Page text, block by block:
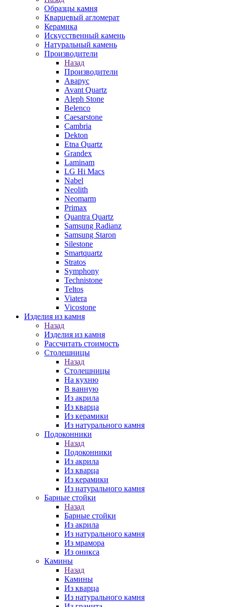
Образцы камня
Кварцевый агломерат
Керамика
Искусственный камень
Натуральный камень
Производители
Назад
Производители
Аварус
Avant Quartz
Aleph Stone
Belenco
Caesarstone
Cambria
Dekton
Etna Quartz
Grandex
Laminam
LG Hi Macs
Nabel
Neolith
Neomarm
Primax
Quantra Quartz
Samsung Radianz
Samsung Staron
Silestone
Smartquartz
Stratos
Symphony
Technistone
Teltos
Viatera
Vicostone
Изделия из камня
Назад
Изделия из камня
Рассчитать стоимость
Столешницы
Назад
Столешницы
На кухню
В ванную
Из акрила
Из кварца
Из керамики
Из натурального камня
Подоконники
Назад
Подоконники
Из акрила
Из кварца
Из керамики
Из натурального камня
Барные стойки
Назад
Барные стойки
Из акрила
Из натурального камня
Из мрамора
Из оникса
Камины
Назад
Камины
Из кварца
Из натурального камня